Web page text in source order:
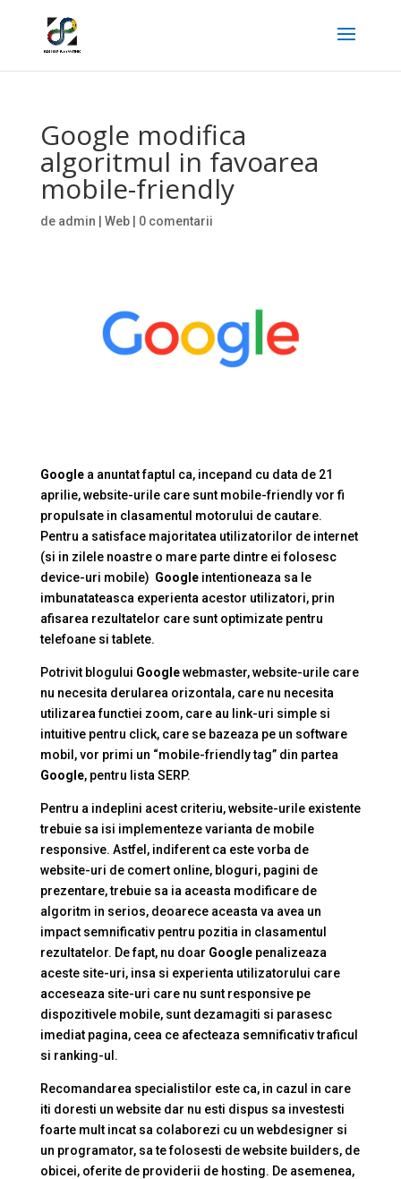
Google modifica
algoritmul in favoarea
mobile-friendly
de admin Web| 0 comentarii
Googlea anuntat faptul ca, incepand cu data de 21
aprilie, website-urile care sunt mobile-friendly vor fi
propulsate in clasamentul motorului de cautare.
Pentru a satisface majoritatea utilizatorilor de internet
(si in zilele noastre o mare parte dintre ei folosesc
device-uri mobile) Googleintentioneaza sa le
imbunatateasca experienta acestor utilizatori, prin
afisarea rezultatelor care sunt optimizate pentru
telefoane si tablete.
Potrivit blogului Googlewebmaster, website-urile care
nu necesita derularea orizontala, care nu necesita
utilizarea functiei zoom, care au link-uri simple si
intuitive pentru click, care se bazeaza pe un software
mobil, vor primi un “mobile-friendly tag” din partea
Google, pentru lista SERP.
Pentru a indeplini acest criteriu, website-urile existente
trebuie sa isi implementeze varianta de mobile
responsive. Astfel, indiferent ca este vorba de
website-uri de comert online, bloguri, pagini de
prezentare, trebuie sa ia aceasta modificare de
algoritm in serios, deoarece aceasta va avea un
impact semnificativ pentru pozitia in clasamentul
rezultatelor. De fapt, nu doar Googlepenalizeaza
aceste site-uri, insa si experienta utilizatorului care
acceseaza site-uri care nu sunt responsive pe
dispozitivele mobile, sunt dezamagiti si parasesc
imediat pagina, ceea ce afecteaza semnificativ traficul
si ranking-ul.
Recomandarea specialistilor este ca, in cazul in care
iti doresti un website dar nu esti dispus sa investesti
foarte mult incat sa colaborezi cu un webdesigner si
un programator, sa te folosesti de website builders, de
obicei, oferite de providerii de hosting. De asemenea,